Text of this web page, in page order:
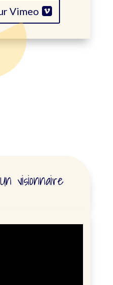
Vimeo
visionnaire